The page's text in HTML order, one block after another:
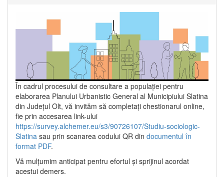
În cadrul procesului de consultare a populaţiei pentru
elaborarea Planului Urbanistic General al Municipiului Slatina
din Județul Olt, vă invităm să completați chestionarul online,
fie prin accesarea link-ului
https://survey.alchemer.eu/s3/90726107/Studiu-sociologic-
Slatina sau prin scanarea codului QR din documentul în
format PDF.
Vă mulţumim anticipat pentru efortul şi sprijinul acordat
acestui demers.